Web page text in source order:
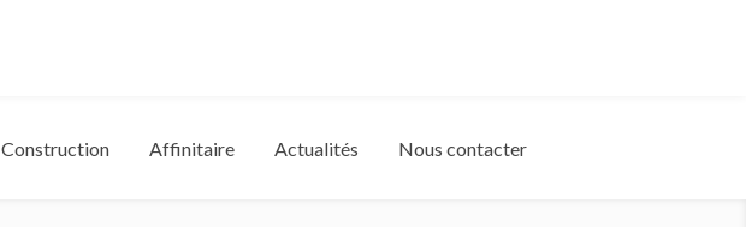
Construction Affinitaire Actualités Nous contacter